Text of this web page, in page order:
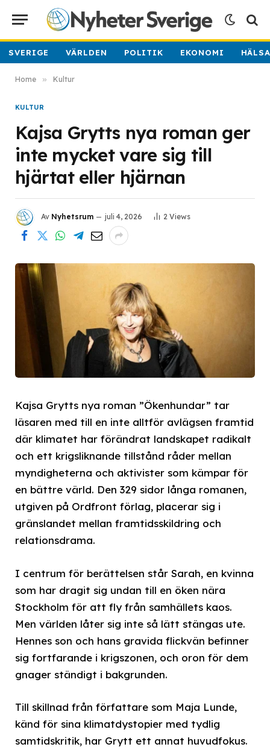
SVERIGE VÄRLDEN POLITIK EKONOMI
Home » Kultur
KULTUR
Kajsa Grytts nya roman ger
inte mycket vare sig till
hjärtat eller hjärnan
Av Nyhetsrum juli 4, 2026 2 Views
Kajsa Grytts nya roman ”Ökenhundar” tar
läsaren med till en inte alltför avlägsen framtid
där klimatet har förändrat landskapet radikalt
och ett krigsliknande tillstånd råder mellan
myndigheterna och aktivister som kämpar för
en bättre värld. Den 329 sidor långa romanen,
utgiven på Ordfront förlag, placerar sig i
gränslandet mellan framtidsskildring och
relationsdrama.
I centrum för berättelsen står Sarah, en kvinna
som har dragit sig undan till en öken nära
Stockholm för att fly från samhällets kaos.
Men världen låter sig inte så lätt stängas ute.
Hennes son och hans gravida flickvän befinner
sig fortfarande i krigszonen, och oron för dem
gnager ständigt i bakgrunden.
Till skillnad från författare som Maja Lunde,
känd för sina klimatdystopier med tydlig
samtidskritik, har Grytt ett annat huvudfokus.